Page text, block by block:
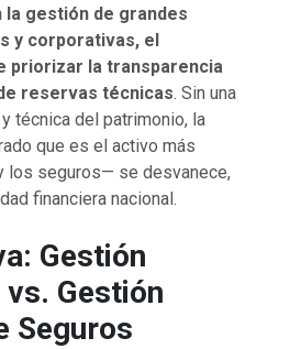
la gestión de grandes
y corporativas, el
priorizar la transparencia
reservas técnicas. Sin una
técnica del patrimonio, la
que es el activo más
los seguros— se desvanece,
financiera nacional.
Gestión
Gestión
Seguros